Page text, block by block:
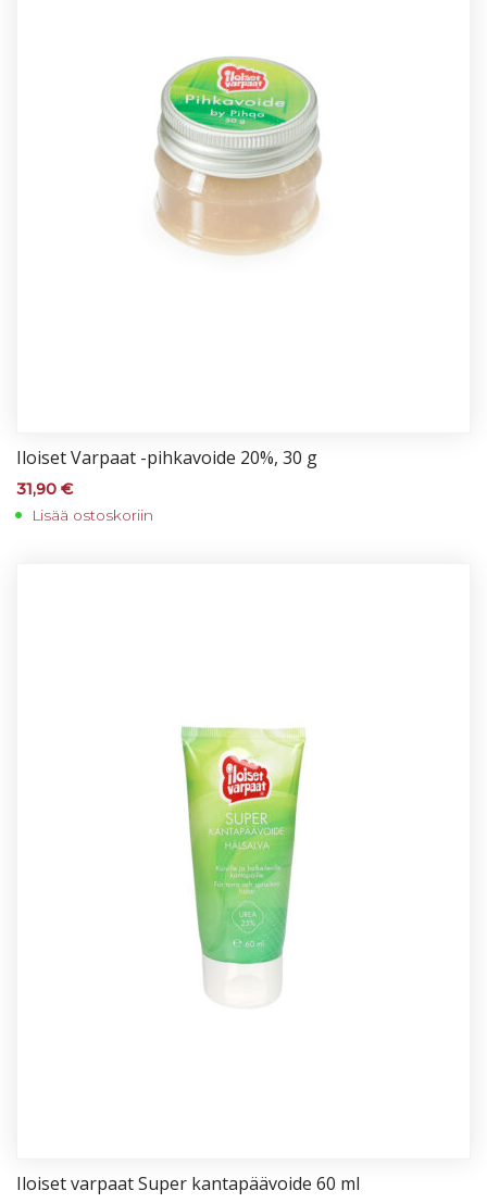
Iloi­set Var­paat -pih­ka­voi­de 20%, 30 g
31,90 €
Lisää ostoskoriin
Iloi­set var­paat Su­per kan­ta­pää­voi­de 60 ml